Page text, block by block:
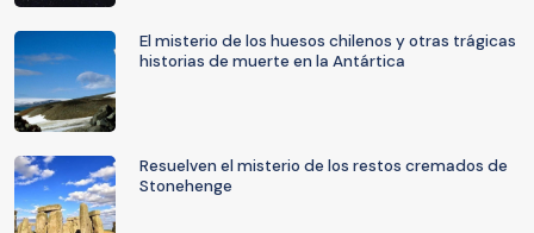
El misterio de los huesos chilenos y otras trágicas
historias de muerte en la Antártica
Resuelven el misterio de los restos cremados de
Stonehenge